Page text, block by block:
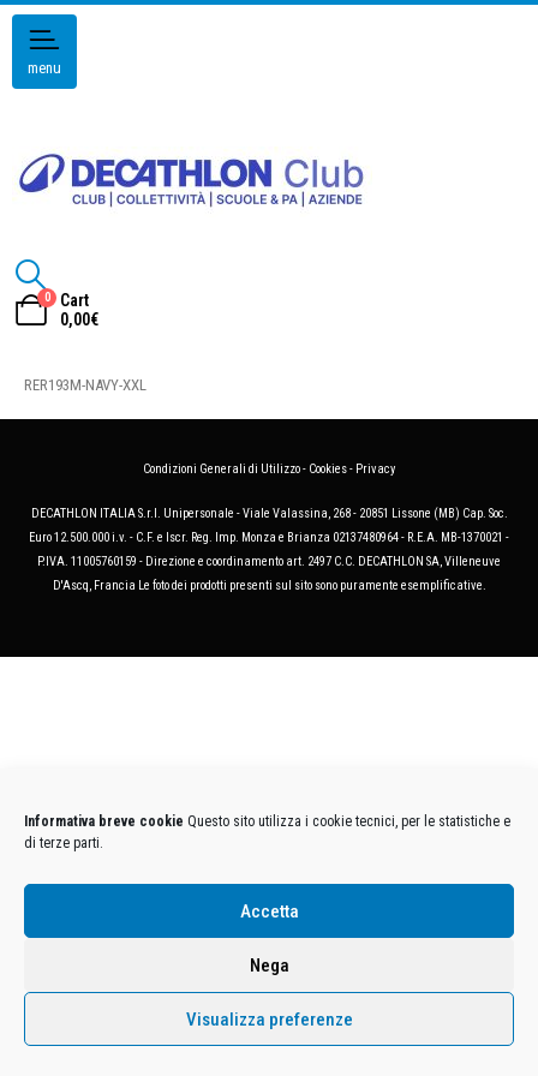
Informativa breve cookie Questo sito utilizza i cookie tecnici, per le statistiche e
di terze parti.
Accetta
Nega
Visualizza preferenze
menu
0
Cart
0,00€
RER193M-NAVY-XXL
Condizioni Generali di Utilizzo- Cookies- Privacy
DECATHLON ITALIA S.r.l. Unipersonale - Viale Valassina, 268 - 20851 Lissone (MB) Cap. Soc.
Euro 12.500.000 i.v. - C.F. e Iscr. Reg. Imp. Monza e Brianza 02137480964 - R.E.A. MB-1370021 -
P.IVA. 11005760159 - Direzione e coordinamento art. 2497 C.C. DECATHLON SA, Villeneuve
D'Ascq, Francia Le foto dei prodotti presenti sul sito sono puramente esemplificative.